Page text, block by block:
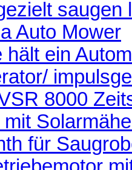
saugen
Auto Mower
hält ein
8000
für